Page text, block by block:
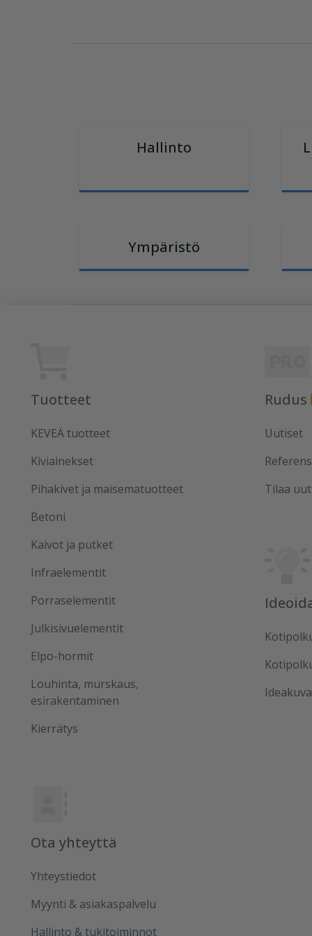
Hallinto
Ympäristö
Tuotteet
KEVEÄ tuotteet
Kiviainekset
Pihakivet ja maisematuotteet
Betoni
Kaivot ja putket
Infraelementit
Porraselementit
Julkisivuelementit
Elpo-hormit
Louhinta, murskaus,
esirakentaminen
Kierrätys
Rudus
Uutiset
Tilaa
Ota yhteyttä
Yhteystiedot
Myynti & asiakaspalvelu
Hallinto & tukitoiminnot